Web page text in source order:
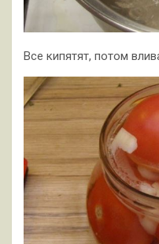
Все кипятят, потом